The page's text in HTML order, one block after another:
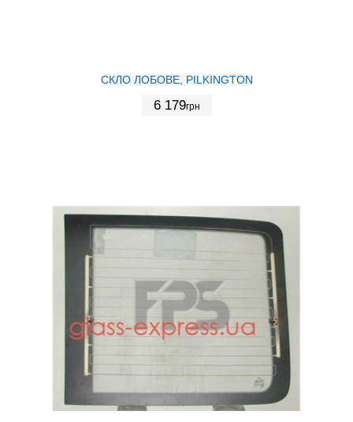
СКЛО ЛОБОВЕ, PILKINGTON
6 179грн